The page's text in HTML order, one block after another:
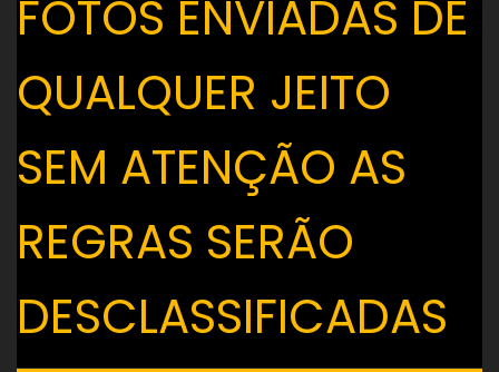
FOTOS ENVIADAS DE
QUALQUER JEITO
SEM ATENÇÃO AS
REGRAS SERÃO
DESCLASSIFICADAS